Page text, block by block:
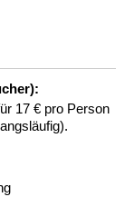
17 € pro Person